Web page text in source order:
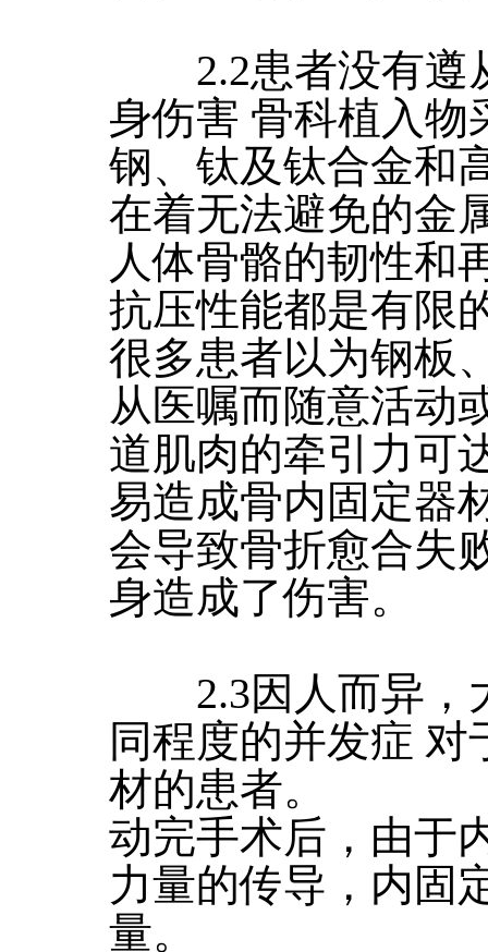
2.2患者没有遵
身伤害 骨科植入物
钢、钛及钛合金和
在着无法避免的金
人体骨骼的韧性和
抗压性能都是有限
很多患者以为钢板
从医嘱而随意活动
道肌肉的牵引力可
易造成骨内固定器
会导致骨折愈合失
身造成了伤害。
2.3因人而异，
同程度的并发症
材的患者。
动完手术后，由于
力量的传导，内固
量。